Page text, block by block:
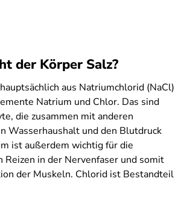
der Körper Salz?
aus Natriumchlorid (NaCl)
Natrium und Chlor. Das sind
die zusammen mit anderen
Wasserhaushalt und den Blutdruck
ist außerdem wichtig für die
in der Nervenfaser und somit
der Muskeln. Chlorid ist Bestandteil